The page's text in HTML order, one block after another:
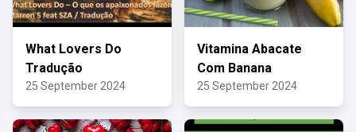
What Lovers Do
Tradução
25 September 2024
Vitamina Abacate
Com Banana
25 September 2024